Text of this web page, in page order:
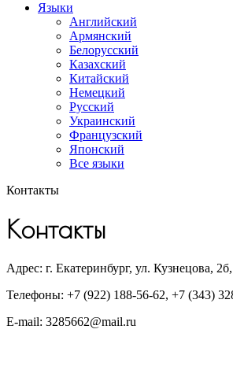
Языки
Английский
Армянский
Белорусский
Казахский
Китайский
Немецкий
Русский
Украинский
Французский
Японский
Все языки
Контакты
Контакты
Адрес: г. Екатеринбург, ул. Кузнецова,
Телефоны: +7 (922) 188-56-62, +7 (343)
E-mail: 3285662@mail.ru